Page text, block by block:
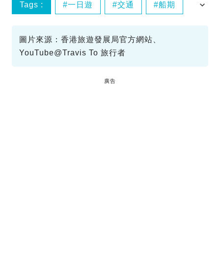
Tags : 一日遊 交通 船期
圖片來源：香港旅遊發展局官方網站、
YouTube@Travis To 旅行者
廣告